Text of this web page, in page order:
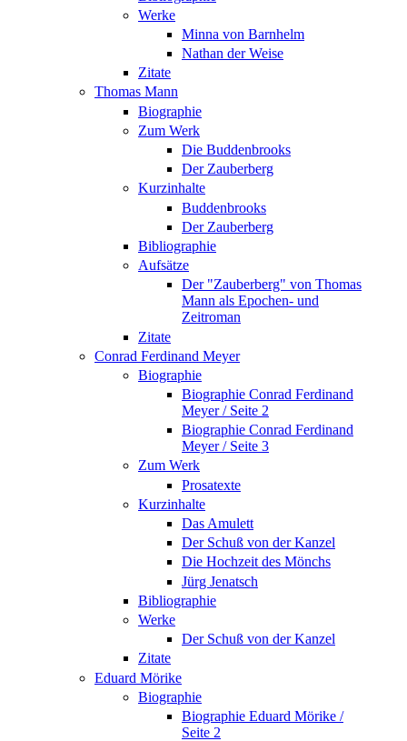
Werke
Minna von Barnhelm
Nathan der Weise
Zitate
Thomas Mann
Biographie
Zum Werk
Die Buddenbrooks
Der Zauberberg
Kurzinhalte
Buddenbrooks
Der Zauberberg
Bibliographie
Aufsätze
Der "Zauberberg" von Thomas
Mann als Epochen- und
Zeitroman
Zitate
Conrad Ferdinand Meyer
Biographie
Biographie Conrad Ferdinand
Meyer / Seite 2
Biographie Conrad Ferdinand
Meyer / Seite 3
Zum Werk
Prosatexte
Kurzinhalte
Das Amulett
Der Schuß von der Kanzel
Die Hochzeit des Mönchs
Jürg Jenatsch
Bibliographie
Werke
Der Schuß von der Kanzel
Zitate
Eduard Mörike
Biographie
Biographie Eduard Mörike /
Seite 2